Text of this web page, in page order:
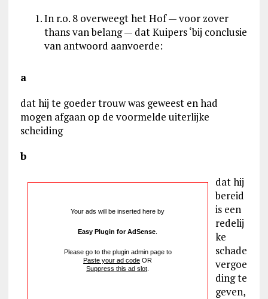
In r.o. 8 overweegt het Hof — voor zover
thans van belang — dat Kuipers ‘bij conclusie
van antwoord aanvoerde:
a
dat hij te goeder trouw was geweest en had
mogen afgaan op de voormelde uiterlijke
scheiding
b
Your ads will be inserted here by
Easy Plugin for AdSense
Please go to the plugin admin page to
Paste your ad code OR
Suppress this ad slot
dat hij
bereid
is een
redelij
ke
schade
vergoe
ding te
geven,